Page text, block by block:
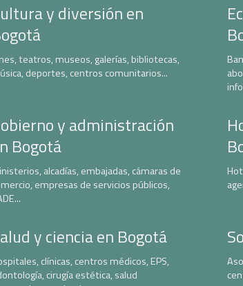
y diversión en
teatros, museos, galerías, bibliotecas,
deportes, centros comunitarios...
y administración
Bogotá
alcadías, embajadas, cámaras de
empresas de servicios públicos,
y ciencia en Bogotá
clínicas, centros médicos, EPS,
cirugía estética, salud